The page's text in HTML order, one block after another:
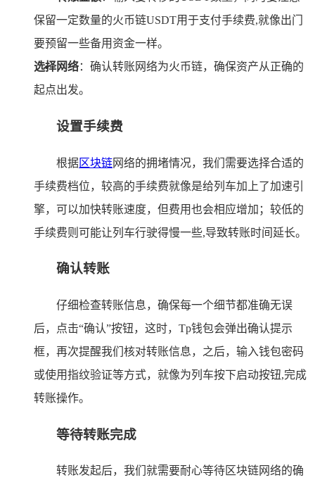
保留一定数量的火币链USDT用于支付手续费,就像出门
要预留一些备用资金一样。
选择网络：确认转账网络为火币链，确保资产从正确的
起点出发。
设置手续费
根据区块链网络的拥堵情况，我们需要选择合适的
手续费档位，较高的手续费就像是给列车加上了加速引
擎，可以加快转账速度，但费用也会相应增加；较低的
手续费则可能让列车行驶得慢一些,导致转账时间延长。
确认转账
仔细检查转账信息，确保每一个细节都准确无误
后，点击“确认”按钮，这时，Tp钱包会弹出确认提示
框，再次提醒我们核对转账信息，之后，输入钱包密码
或使用指纹验证等方式，就像为列车按下启动按钮,完成
转账操作。
等待转账完成
转账发起后，我们就需要耐心等待区块链网络的确